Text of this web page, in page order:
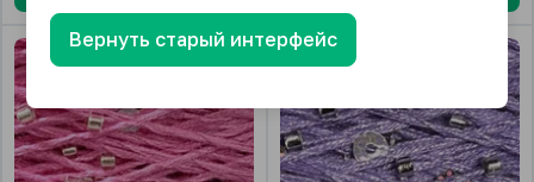
Вернуть старый интерфейс